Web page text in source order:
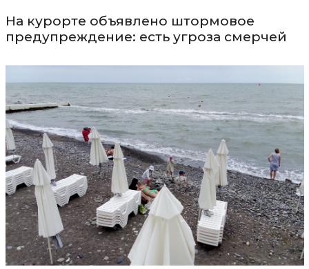
На курорте объявлено штормовое
предупреждение: есть угроза смерчей